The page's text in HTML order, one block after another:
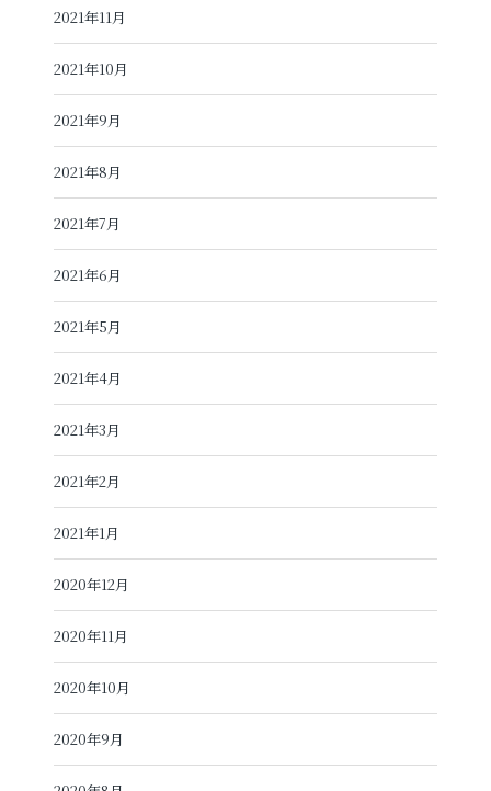
2021年11月
2021年10月
2021年9月
2021年8月
2021年7月
2021年6月
2021年5月
2021年4月
2021年3月
2021年2月
2021年1月
2020年12月
2020年11月
2020年10月
2020年9月